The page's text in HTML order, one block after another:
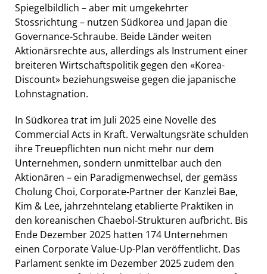
Spiegelbildlich – aber mit umgekehrter
Stossrichtung – nutzen Südkorea und Japan die
Governance-Schraube. Beide Länder weiten
Aktionärsrechte aus, allerdings als Instrument einer
breiteren Wirtschaftspolitik gegen den «Korea-
Discount» beziehungsweise gegen die japanische
Lohnstagnation.
In Südkorea trat im Juli 2025 eine Novelle des
Commercial Acts in Kraft. Verwaltungsräte schulden
ihre Treuepflichten nun nicht mehr nur dem
Unternehmen, sondern unmittelbar auch den
Aktionären – ein Paradigmenwechsel, der gemäss
Cholung Choi, Corporate-Partner der Kanzlei Bae,
Kim & Lee, jahrzehntelang etablierte Praktiken in
den koreanischen Chaebol-Strukturen aufbricht. Bis
Ende Dezember 2025 hatten 174 Unternehmen
einen Corporate Value-Up-Plan veröffentlicht. Das
Parlament senkte im Dezember 2025 zudem den